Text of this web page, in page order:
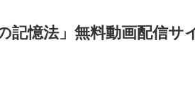
記憶法」無料動画配信サ